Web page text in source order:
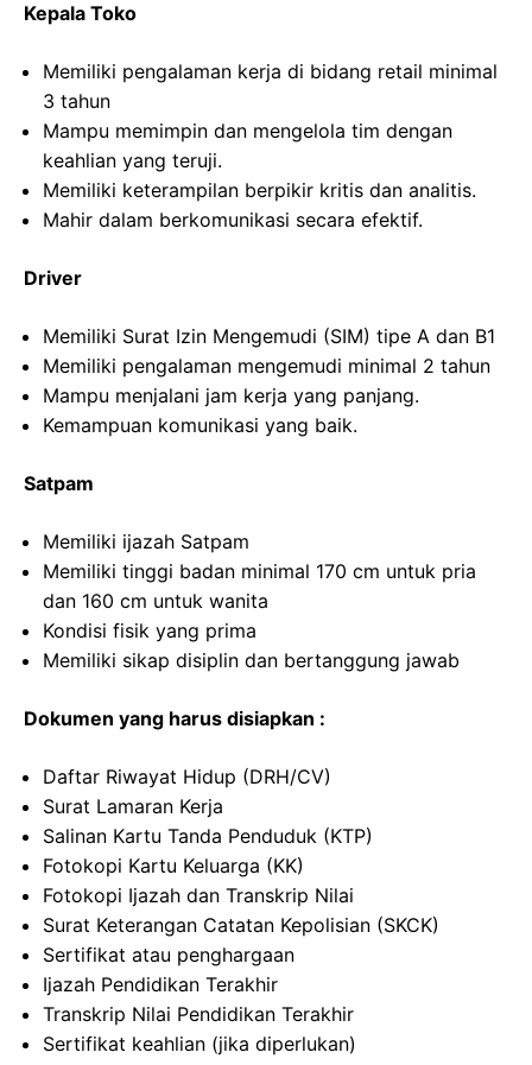
Kepala Toko
Memiliki pengalaman kerja di bidang retail minimal
3 tahun
Mampu memimpin dan mengelola tim dengan
keahlian yang teruji.
Memiliki keterampilan berpikir kritis dan analitis.
Mahir dalam berkomunikasi secara efektif.
Driver
Memiliki Surat Izin Mengemudi (SIM) tipe A dan B1
Memiliki pengalaman mengemudi minimal 2 tahun
Mampu menjalani jam kerja yang panjang.
Kemampuan komunikasi yang baik.
Satpam
Memiliki ijazah Satpam
Memiliki tinggi badan minimal 170 cm untuk pria
dan 160 cm untuk wanita
Kondisi fisik yang prima
Memiliki sikap disiplin dan bertanggung jawab
Dokumen yang harus disiapkan :
Daftar Riwayat Hidup (DRH/CV)
Surat Lamaran Kerja
Salinan Kartu Tanda Penduduk (KTP)
Fotokopi Kartu Keluarga (KK)
Fotokopi Ijazah dan Transkrip Nilai
Surat Keterangan Catatan Kepolisian (SKCK)
Sertifikat atau penghargaan
Ijazah Pendidikan Terakhir
Transkrip Nilai Pendidikan Terakhir
Sertifikat keahlian (jika diperlukan)